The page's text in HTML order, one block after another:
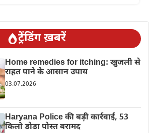
ट्रेंडिंग ख़बरें
Home remedies for itching: खुजली से
राहत पाने के आसान उपाय
03.07.2026
Haryana Police की बड़ी कार्रवाई, 53
किलो डोडा पोस्त बरामद